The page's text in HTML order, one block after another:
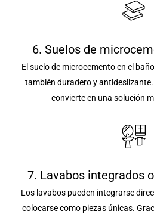
6. Suelos de
El suelo de microcemento en el
también duradero y
convierte en una solución
7. Lavabos integrados
Los lavabos pueden integrarse
colocarse como piezas únicas.